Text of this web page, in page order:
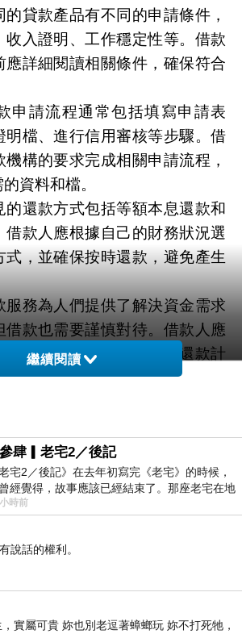
貸款產品有不同的申請條件，
收入證明、工作穩定性等。借款
應詳細閱讀相關條件，確保符合
申請流程通常包括填寫申請表
明檔、進行信用審核等步驟。借
構的要求完成相關申請流程，
資料和檔。
的還款方式包括等額本息還款和
借款人應根據自己的財務狀況選
式，並確保按時還款，避免產生
服務為人們提供了解決資金需求
借款也需要謹慎對待。借款人應
件和相關費用，合理規劃還款計
務健康。
種受歡迎的選擇。這種借款方
獲取所需的現金，而且利率相對
紹在台中機車借款的詳細方式及
款人需前往當地的銀行或貸款公
款申請表，並提供相關的身份
證明檔。
機構將安排專業的機車評估師對
繼續閱讀
肆▎老宅2／後記
老宅2／後記》在去年初寫完《老宅》的時候，
經覺得，故事應該已經結束了。那座老宅在地
倒塌，七個人終於離開那片黑暗，
時前
說話的權利。
實屬可貴 妳也別老逗著蟑螂玩 妳不打死牠，